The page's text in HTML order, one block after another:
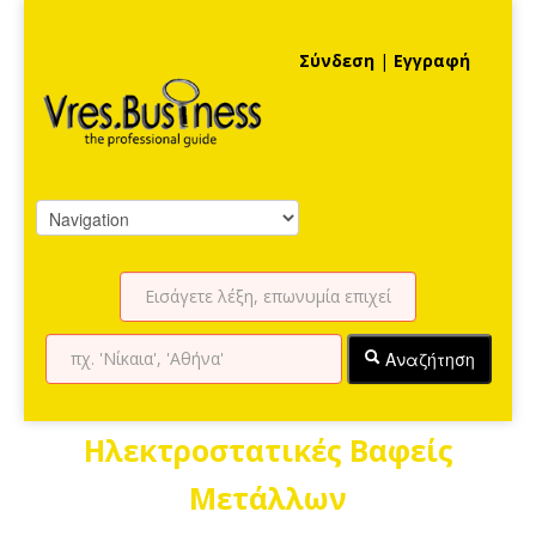
Σύνδεση | Εγγραφή
Αναζήτηση
Ηλεκτροστατικές Βαφείς
Μετάλλων